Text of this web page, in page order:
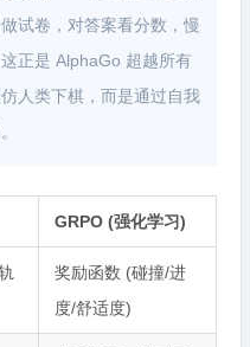
试卷，对答案看分数，慢
正是 AlphaGo 超越所有
人类下棋，而是通过自我
GRPO (强化学习)
奖励函数 (碰撞/进
度/舒适度)